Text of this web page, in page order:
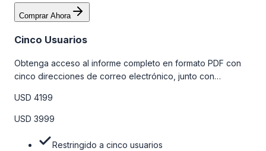
Comprar Ahora
Cinco Usuarios
Obtenga acceso al informe completo en formato PDF con
cinco direcciones de correo electrónico, junto con
venta y el soporte post-venta de nuestros analistas. Para
obtener más información, consulte la tabla de precios a
USD 4199
USD 3999
Restringido a cinco usuarios